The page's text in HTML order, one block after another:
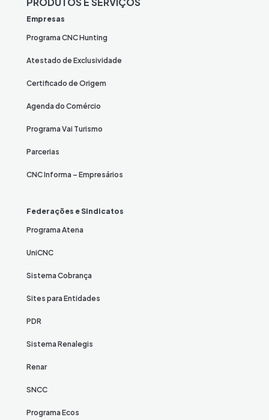
Empresas
Programa CNC Hunting
Atestado de Exclusividade
Certificado de Origem
Agenda do Comércio
Programa Vai Turismo
Parcerias
CNC Informa – Empresários
Federações e Sindicatos
Programa Atena
UniCNC
Sistema Cobrança
Sites para Entidades
PDR
Sistema Renalegis
Renar
SNCC
Programa Ecos